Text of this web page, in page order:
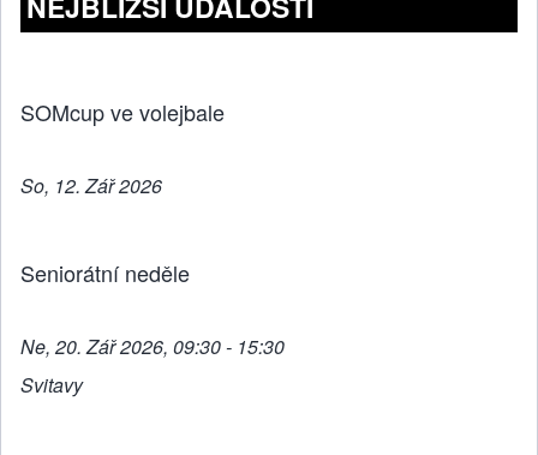
SOMcup ve volejbale
So, 12. Zář 2026
Seniorátní neděle
Ne, 20. Zář 2026, 09:30 - 15:30
Svitavy